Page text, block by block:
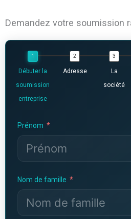
Demandez votre soumission
Débuter la
soumission
entreprise
Adresse
La
société
Prénom
Nom de famille